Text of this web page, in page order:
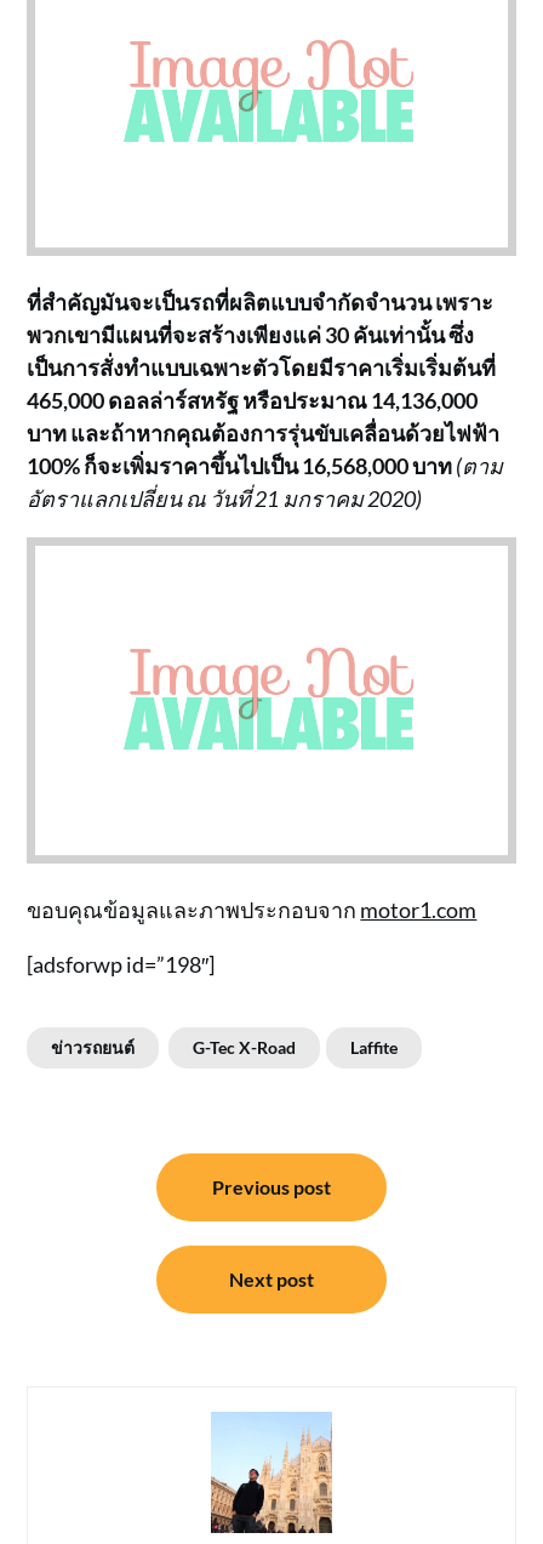
ที่สำคัญมันจะเป็นรถที่ผลิตแบบจำกัดจำนวน เพราะ
พวกเขามีแผนที่จะสร้างเพียงแค่ 30 คันเท่านั้น ซึ่ง
เป็นการสั่งทำแบบเฉพาะตัวโดยมีราคาเริ่มเริ่มต้นที่
465,000 ดอลล่าร์สหรัฐ หรือประมาณ 14,136,000
บาท และถ้าหากคุณต้องการรุ่นขับเคลื่อนด้วยไฟฟ้า
100% ก็จะเพิ่มราคาขึ้นไปเป็น 16,568,000 บาท(ตาม
อัตราแลกเปลี่ยน ณ วันที่ 21 มกราคม 2020)
ขอบคุณข้อมูลและภาพประกอบจาก motor1.com
[adsforwp id=”198″]
ข่าวรถยนต์ G-Tec X-Road Laffite
Previous post
Next post